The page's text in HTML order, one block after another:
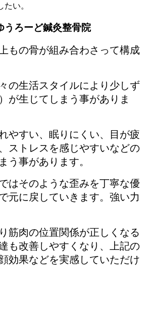
い。
うろーど鍼灸整骨院
もの骨が組み合わさって構成
の生活スタイルにより少しず
が生じてしまう事がありま
やすい、眠りにくい、目が疲
ストレスを感じやすいなどの
う事があります。
はそのような歪みを丁寧な優
元に戻していきます。強い力
筋肉の位置関係が正しくなる
も改善しやすくなり、上記の
効果などを実感していただけ